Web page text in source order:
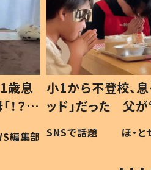
歳息
？」
編集部
小1から不登校、息
ッド」だった 父
作り続ける理由
#令和の子
SNSで話題 ほ・